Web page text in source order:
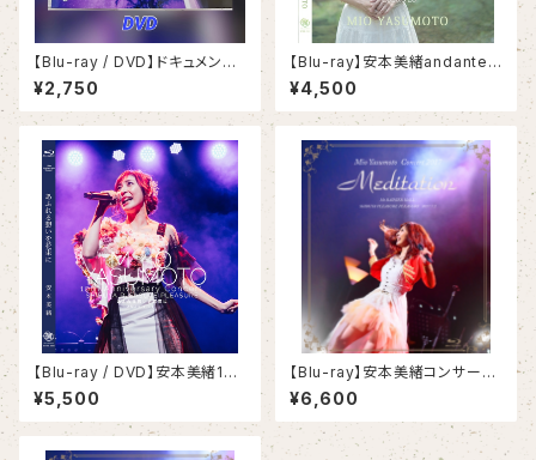
【Blu-ray / DVD】ドキュメンタ
リー映像《2023.1.8 弦カルテッ
トコンサートの裏側》
¥2,750
【Blu-ray】安本美緒andante2
020〜your songs〜
¥4,500
【Blu-ray / DVD】安本美緒10
周年記念コンサート「あふれる想
いを花束に」
¥5,500
【Blu-ray】安本美緒コンサート
2017「Meditation」
¥6,600